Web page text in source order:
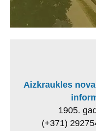
Aizkraukles
1905.
(+371)